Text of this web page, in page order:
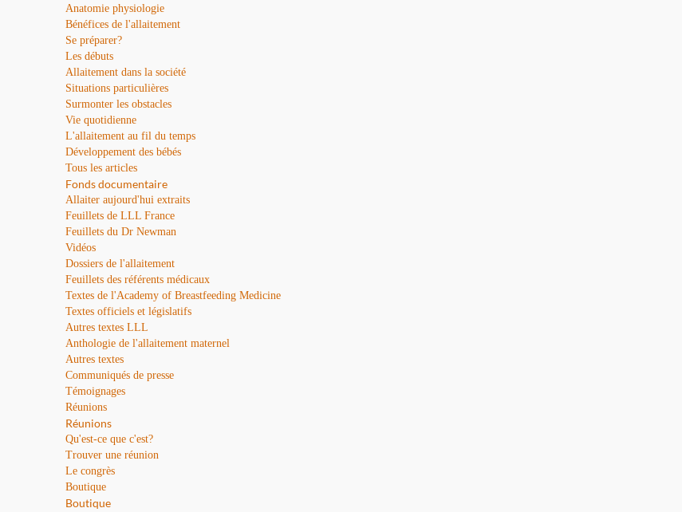
Anatomie physiologie
Bénéfices de l'allaitement
Se préparer?
Les débuts
Allaitement dans la société
Situations particulières
Surmonter les obstacles
Vie quotidienne
L'allaitement au fil du temps
Développement des bébés
Tous les articles
Fonds documentaire
Allaiter aujourd'hui extraits
Feuillets de LLL France
Feuillets du Dr Newman
Vidéos
Dossiers de l'allaitement
Feuillets des référents médicaux
Textes de l'Academy of Breastfeeding Medicine
Textes officiels et législatifs
Autres textes LLL
Anthologie de l'allaitement maternel
Autres textes
Communiqués de presse
Témoignages
Réunions
Réunions
Qu'est-ce que c'est?
Trouver une réunion
Le congrès
Boutique
Boutique